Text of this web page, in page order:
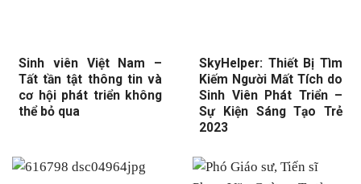
Sinh viên Việt Nam –
Tất tần tật thông tin và
cơ hội phát triển không
thể bỏ qua
SkyHelper: Thiết Bị Tìm
Kiếm Người Mất Tích do
Sinh Viên Phát Triển –
Sự Kiện Sáng Tạo Trẻ
2023